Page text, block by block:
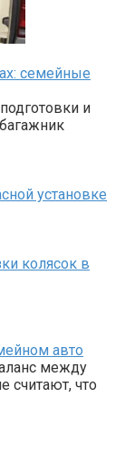
семейные
и
установке
колясок в
авто
между
считают, что